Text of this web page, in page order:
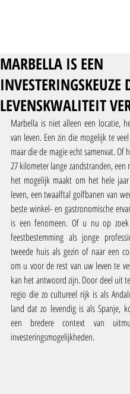
MARBELLA IS EEN
INVESTERINGSKEUZE
LEVENSKWALITEIT
Marbella is niet alleen een locatie,
van leven. Een zin die mogelijk te
maar die de magie echt samenvat. Of
27 kilometer lange zandstranden,
het mogelijk maakt om het hele
leven, een twaalftal golfbanen van
beste winkel- en gastronomische
is een fenomeen. Of u nu op
feestbestemming als jonge
tweede huis als gezin of naar een
om u voor de rest van uw leven te
kan het antwoord zijn. Door deel uit
regio die zo cultureel rijk is als
land dat zo levendig is als Spanje,
een bredere context van
investeringsmogelijkheden.